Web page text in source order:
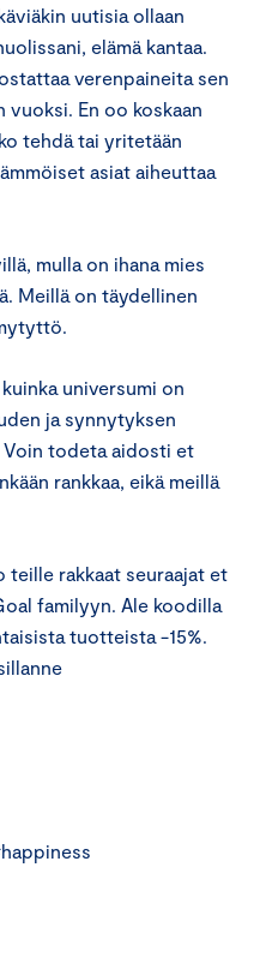
uutisia ollaan
elämä kantaa.
verenpaineita sen
vuoksi. En oo koskaan
tehdä tai yritetään
asiat aiheuttaa
mulla on ihana mies
Meillä on täydellinen
universumi on
ja synnytyksen
Voin todeta aidosti et
rankkaa, eikä meillä
teille rakkaat seuraajat et
familyyn. Ale koodilla
tuotteista -15%.